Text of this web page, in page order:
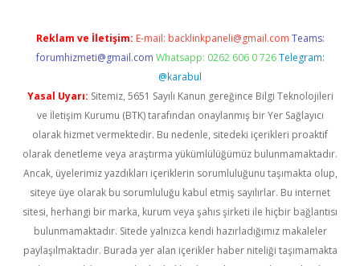
Reklam ve İletişim: E-mail: backlinkpaneli@gmail.com Teams:
forumhizmeti@gmail.com Whatsapp: 0262 606 0 726 Telegram:
@karabul
Yasal Uyarı: Sitemiz, 5651 Sayılı Kanun gereğince Bilgi Teknolojileri
ve İletişim Kurumu (BTK) tarafından onaylanmış bir Yer Sağlayıcı
olarak hizmet vermektedir. Bu nedenle, sitedeki içerikleri proaktif
olarak denetleme veya araştırma yükümlülüğümüz bulunmamaktadır.
Ancak, üyelerimiz yazdıkları içeriklerin sorumluluğunu taşımakta olup,
siteye üye olarak bu sorumluluğu kabul etmiş sayılırlar. Bu internet
sitesi, herhangi bir marka, kurum veya şahıs şirketi ile hiçbir bağlantısı
bulunmamaktadır. Sitede yalnızca kendi hazırladığımız makaleler
paylaşılmaktadır. Burada yer alan içerikler haber niteliği taşımamakta